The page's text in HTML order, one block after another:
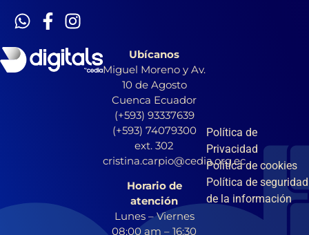
Ubícanos
Miguel Moreno y Av.
10 de Agosto
Cuenca Ecuador
(+593) 93337639
(+593) 74079300
ext. 302
cristina.carpio@cedia.org.ec
Horario de
atención
Lunes – Viernes
08:00 am – 16:30
Política de
Privacidad
Política de cookies
Política de seguridad
de la información